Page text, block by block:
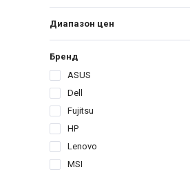
Диапазон цен
Бренд
ASUS
Dell
Fujitsu
HP
Lenovo
MSI